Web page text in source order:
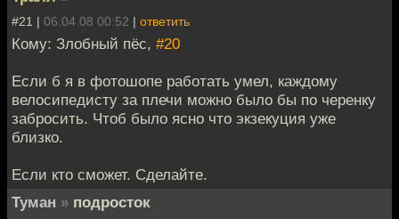
#21 | 06.04.08 00:52 | ответить
Кому: Злобный пёс, #20
Если б я в фотошопе работать умел, каждому
велосипедисту за плечи можно было бы по черенку
забросить. Чтоб было ясно что экзекуция уже
близко.
Если кто сможет. Сделайте.
Туман » подросток